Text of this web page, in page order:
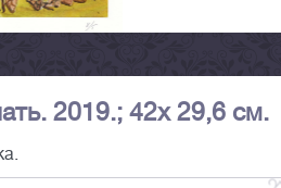
2019.; 42х 29,6 см.